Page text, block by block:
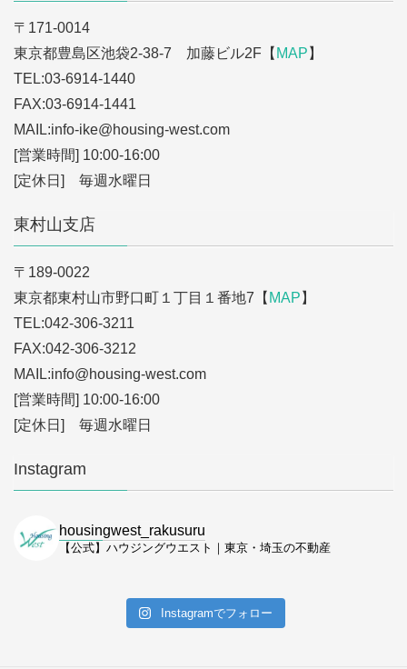
〒171-0014
東京都豊島区池袋2-38-7 加藤ビル2F【 MAP 】
TEL:03-6914-1440
FAX:03-6914-1441
MAIL:info-ike@housing-west.com
[営業時間] 10:00-16:00
[定休日] 毎週水曜日
東村山支店
〒189-0022
東京都東村山市野口町１丁目１番地7【 MAP 】
TEL:042-306-3211
FAX:042-306-3212
MAIL:info@housing-west.com
[営業時間] 10:00-16:00
[定休日] 毎週水曜日
Instagram
housingwest_rakusuru
【公式】ハウジングウエスト｜東京・埼玉の不動産
Instagramでフォロー